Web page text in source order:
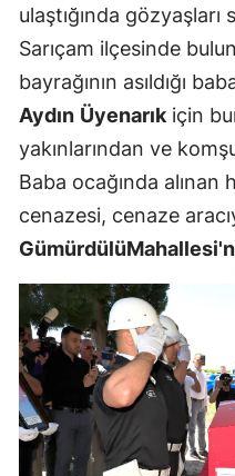
ulaştığında
Sarıçam ilçesinde
bayrağının asıldığı
Aydın Üyenarıkiçin
yakınlarından ve
Baba ocağında alınan
cenazesi, cenaze